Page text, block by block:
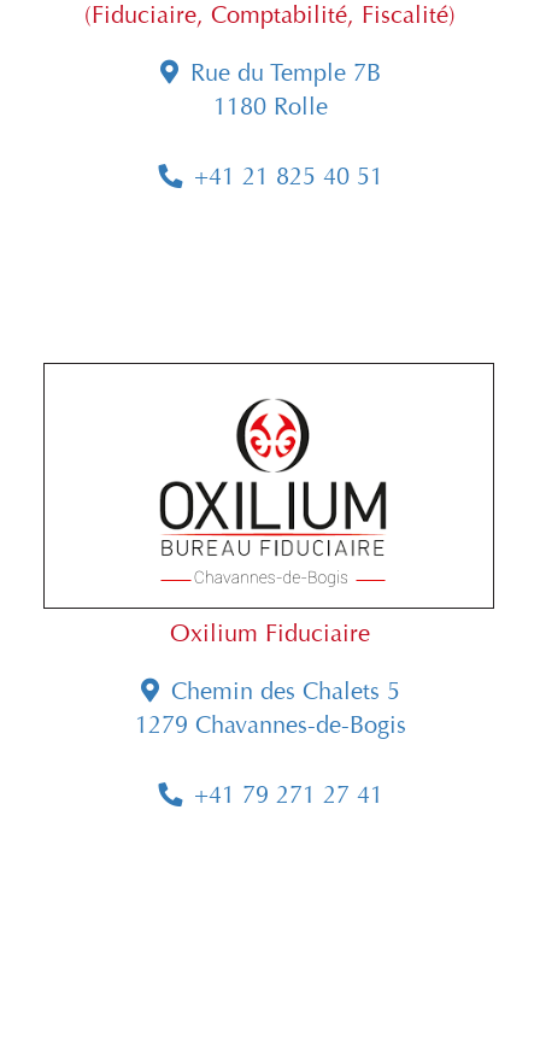
(Fiduciaire, Comptabilité, Fiscalité)
Rue du Temple 7B
1180 Rolle
+41 21 825 40 51
Oxilium Fiduciaire
Chemin des Chalets 5
1279 Chavannes-de-Bogis
+41 79 271 27 41